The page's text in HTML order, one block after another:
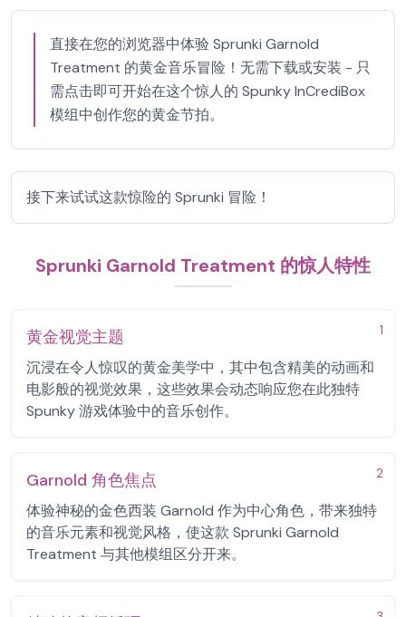
直接在您的浏览器中体验 Sprunki Garnold
Treatment 的黄金音乐冒险！无需下载或安装 - 只
需点击即可开始在这个惊人的 Spunky InCrediBox
模组中创作您的黄金节拍。
接下来试试这款惊险的 Sprunki 冒险！
Sprunki Garnold Treatment 的惊人特性
1
黄金视觉主题
沉浸在令人惊叹的黄金美学中，其中包含精美的动画和
电影般的视觉效果，这些效果会动态响应您在此独特
Spunky 游戏体验中的音乐创作。
2
Garnold 角色焦点
体验神秘的金色西装 Garnold 作为中心角色，带来独特
的音乐元素和视觉风格，使这款 Sprunki Garnold
Treatment 与其他模组区分开来。